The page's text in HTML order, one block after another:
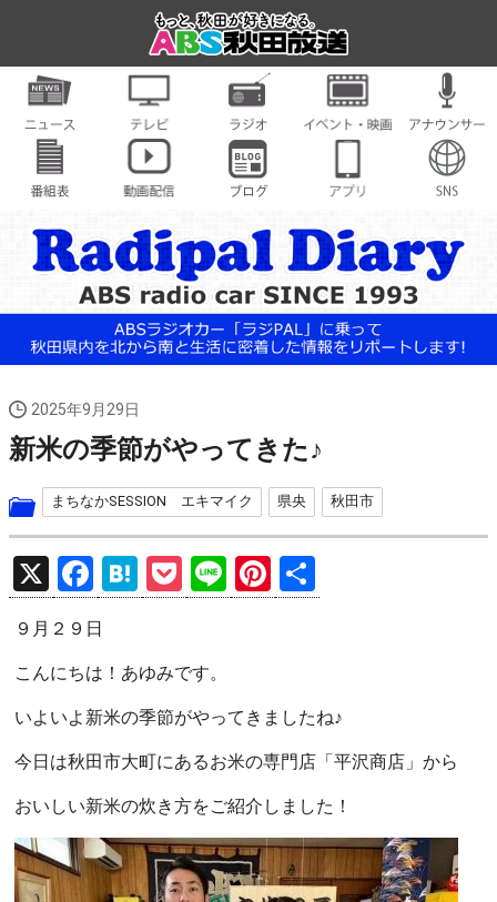
2025年9月29日
新米の季節がやってきた♪
まちなかSESSION エキマイク 県央 秋田市
X
F
a
ce
b
o
o
k
H
at
n
a
P
o
et
Li
n
Pi
nt
t
有
９月２９日
こんにちは！あゆみです。
いよいよ新米の季節がやってきましたね♪
今日は秋田市大町にあるお米の専門店「平沢商店」から
おいしい新米の炊き方をご紹介しました！